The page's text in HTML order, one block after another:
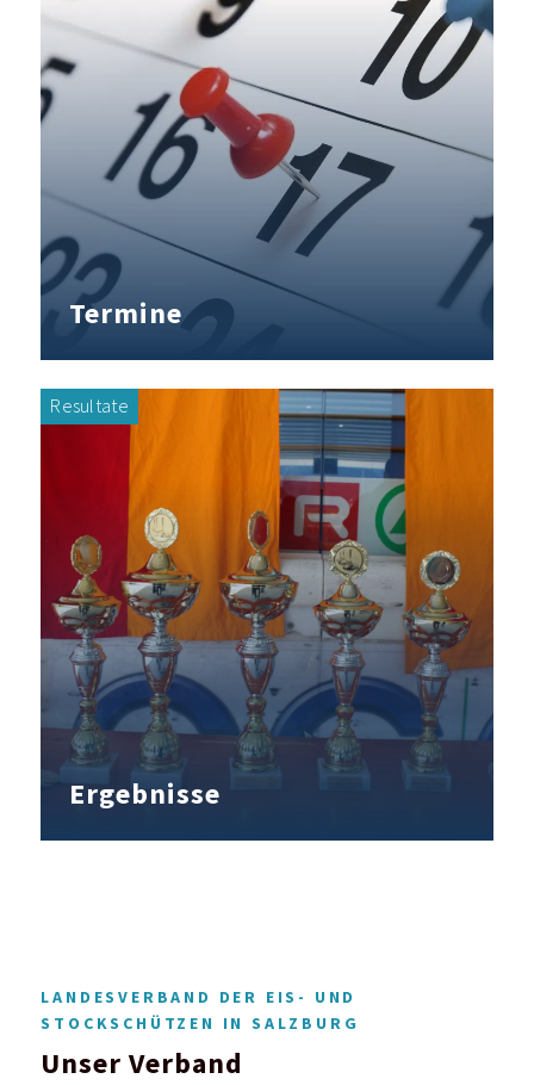
Termine
Resultate
Ergebnisse
LANDESVERBAND DER EIS- UND
STOCKSCHÜTZEN IN SALZBURG
Unser Verband